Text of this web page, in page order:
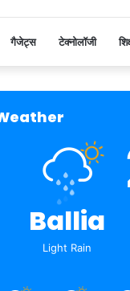
गैजेट्स टेक्नोलॉजी
Ballia
Light Rain